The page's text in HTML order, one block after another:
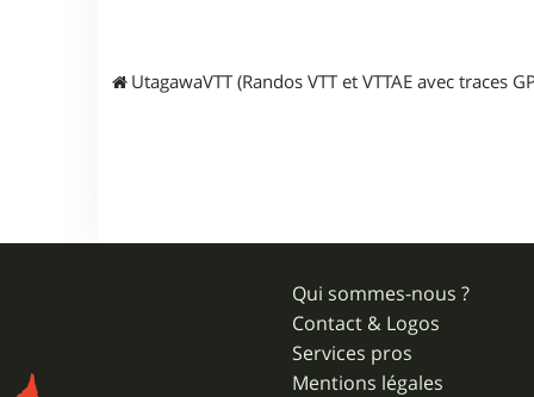
UtagawaVTT (Randos VTT et VTTAE avec traces
Qui sommes-nous ?
Contact & Logos
Services pros
Mentions légales